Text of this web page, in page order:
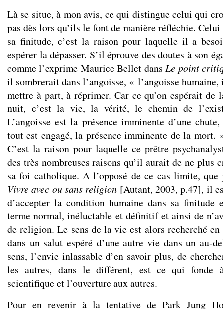
Là se situe, à mon avis, ce qui distingue celui qui
pas dès lors qu’ils le font de manière réfléchie.
sa finitude, c’est la raison pour laquelle il a
espérer la dépasser. S’il éprouve des doutes à son
comme l’exprime Maurice Bellet dansLe point
il sombrerait dans l’angoisse, « l’angoisse
mettre à part, à réprimer. Car ce qu’on espérait de
nuit, c’est la vie, la vérité, le chemin de
L’angoisse est la présence imminente d’une
tout est engagé, la présence imminente de la
C’est la raison pour laquelle ce prêtre
des très nombreuses raisons qu’il aurait de ne plus
sa foi catholique. A l’opposé de ce cas limite,
Vivre avec ou sans religion [Autant, 2003, p.47], il
d’accepter la condition humaine dans sa finitude
terme normal, inéluctable et définitif et ainsi de
de religion. Le sens de la vie est alors recherché
dans un salut espéré d’une autre vie dans un au-
sens, l’envie inlassable d’en savoir plus, de
les autres, dans le différent, est ce qui
scientifique et l’ouverture aux autres.
Pour en revenir à la tentative de Park Jung